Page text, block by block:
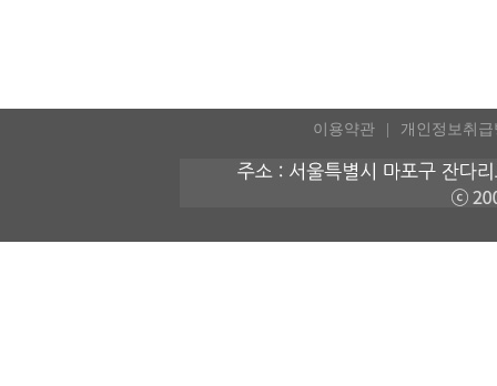
이용약관 개인정보취급